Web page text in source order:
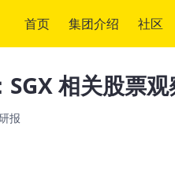
首页 集团介绍 社区
相关股票观
报